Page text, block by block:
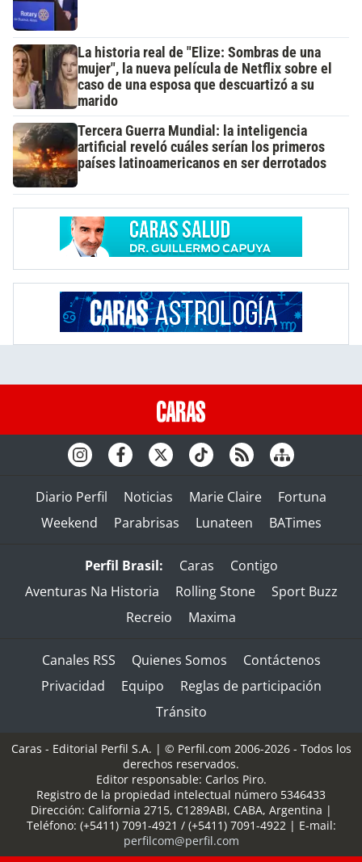
La historia real de "Elize: Sombras de una
mujer", la nueva película de Netflix sobre el
caso de una esposa que descuartizó a su
marido
Tercera Guerra Mundial: la inteligencia
artificial reveló cuáles serían los primeros
países latinoamericanos en ser derrotados
Diario Perfil Noticias Marie Claire
Fortuna
Weekend
Parabrisas Lunateen BATimes
Perfil Brasil: Caras
Contigo
Aventuras Na Historia
Rolling Stone
Sport Buzz
Recreio
Maxima
Canales RSS Quienes Somos
Contáctenos
Privacidad
Equipo
Reglas de participación
Tránsito
Caras - Editorial Perfil S.A. | © Perfil.com 2006-2026 - Todos los
derechos reservados.
Editor responsable: Carlos Piro.
Registro de la propiedad intelectual número 5346433
Dirección: California 2715, C1289ABI, CABA, Argentina |
Teléfono: (+5411) 7091-4921 / (+5411) 7091-4922| E-mail:
perfilcom@perfil.com